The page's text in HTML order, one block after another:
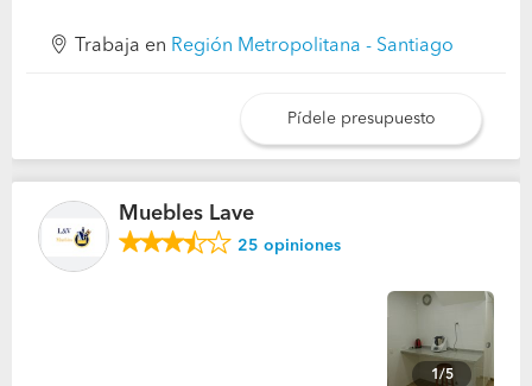
Trabaja en Región Metropolitana - Santiago
Pídele presupuesto
Muebles Lave
25 opiniones
1/5